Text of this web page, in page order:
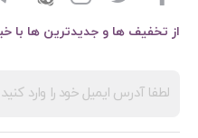
از تخفیف ها و جدیدترین ها با